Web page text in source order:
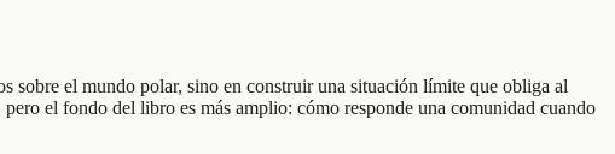
sobre el mundo polar, sino en construir una situación límite que obliga al
el fondo del libro es más amplio: cómo responde una comunidad cuando